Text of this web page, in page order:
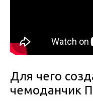
Для чего
чемоданчик